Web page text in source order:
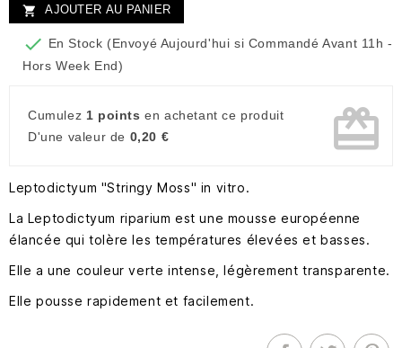
 AJOUTER AU PANIER
 En Stock (Envoyé Aujourd'hui si Commandé Avant 11h -
Hors Week End)
Cumulez 1 points en achetant ce produit
D'une valeur de 0,20 € card_giftcard
Leptodictyum "Stringy Moss" in vitro.
La Leptodictyum riparium est une mousse européenne
élancée qui tolère les températures élevées et basses.
Elle a une couleur verte intense, légèrement transparente.
Elle pousse rapidement et facilement.